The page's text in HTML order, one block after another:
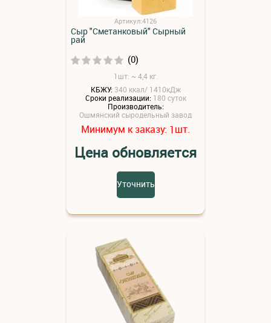
Артикул:4126
Сыр "Сметанковый" Сырный
рай
(0)
1шт: ~ 4,4 кг.
КБЖУ: 340 ккал/ 1410кДж
Сроки реализации: 180 суток
Производитель:
Ошмянский сыродельный завод
Минимум к заказу: 1шт.
Цена обновляется
Уточнить